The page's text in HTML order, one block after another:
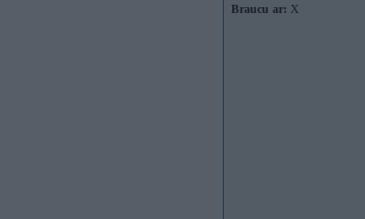
Braucu ar: X